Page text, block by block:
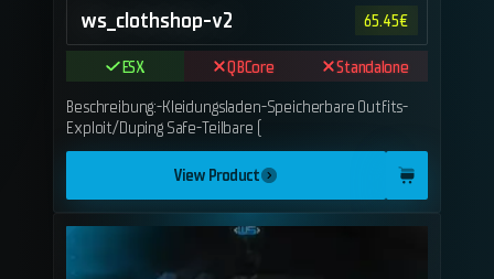
ws_clothshop-v2 65.45€
ESX QBCore
Standalone
Beschreibung:-Kleidungsladen-Speicherbare Outfits-
Exploit/Duping Safe-Teilbare (
View Product